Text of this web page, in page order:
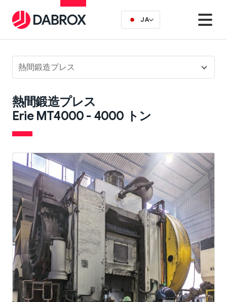
熱間鍛造プレス
熱間鍛造プレス
Erie MT4000 - 4000 トン